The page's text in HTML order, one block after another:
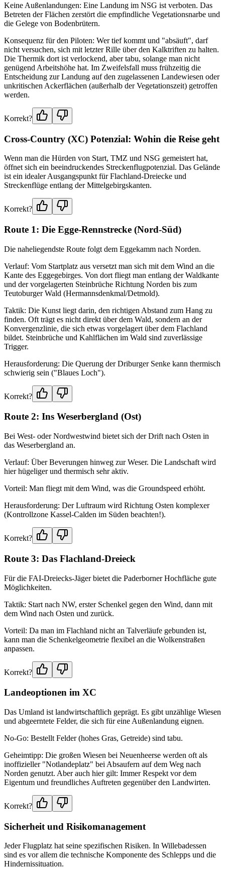
Keine Außenlandungen: Eine Landung im NSG ist verboten. Das
Betreten der Flächen zerstört die empfindliche Vegetationsnarbe und
die Gelege von Bodenbrütern.
Konsequenz für den Piloten: Wer tief kommt und "absäuft", darf
nicht versuchen, sich mit letzter Rille über den Kalktriften zu halten.
Die Thermik dort ist verlockend, aber tabu, solange man nicht
genügend Arbeitshöhe hat. Im Zweifelsfall muss frühzeitig die
Entscheidung zur Landung auf den zugelassenen Landewiesen oder
unkritischen Ackerflächen (außerhalb der Vegetationszeit) getroffen
werden.
Korrekt?
Cross-Country (XC) Potenzial: Wohin die Reise geht
Wenn man die Hürden von Start, TMZ und NSG gemeistert hat,
öffnet sich ein beeindruckendes Streckenflugpotenzial. Das Gelände
ist ein idealer Ausgangspunkt für Flachland-Dreiecke und
Streckenflüge entlang der Mittelgebirgskanten.
Korrekt?
Route 1: Die Egge-Rennstrecke (Nord-Süd)
Die naheliegendste Route folgt dem Eggekamm nach Norden.
Verlauf: Vom Startplatz aus versetzt man sich mit dem Wind an die
Kante des Eggegebirges. Von dort fliegt man entlang der Waldkante
und der vorgelagerten Steinbrüche Richtung Norden bis zum
Teutoburger Wald (Hermannsdenkmal/Detmold).
Taktik: Die Kunst liegt darin, den richtigen Abstand zum Hang zu
finden. Oft trägt es nicht direkt über dem Wald, sondern an der
Konvergenzlinie, die sich etwas vorgelagert über dem Flachland
bildet. Steinbrüche und Kahlflächen im Wald sind zuverlässige
Trigger.
Herausforderung: Die Querung der Driburger Senke kann thermisch
schwierig sein ("Blaues Loch").
Korrekt?
Route 2: Ins Weserbergland (Ost)
Bei West- oder Nordwestwind bietet sich der Drift nach Osten in
das Weserbergland an.
Verlauf: Über Beverungen hinweg zur Weser. Die Landschaft wird
hier hügeliger und thermisch sehr aktiv.
Vorteil: Man fliegt mit dem Wind, was die Groundspeed erhöht.
Herausforderung: Der Luftraum wird Richtung Osten komplexer
(Kontrollzone Kassel-Calden im Süden beachten!).
Korrekt?
Route 3: Das Flachland-Dreieck
Für die FAI-Dreiecks-Jäger bietet die Paderborner Hochfläche gute
Möglichkeiten.
Taktik: Start nach NW, erster Schenkel gegen den Wind, dann mit
dem Wind nach Osten und zurück.
Vorteil: Da man im Flachland nicht an Talverläufe gebunden ist,
kann man die Schenkelgeometrie flexibel an die Wolkenstraßen
anpassen.
Korrekt?
Landeoptionen im XC
Das Umland ist landwirtschaftlich geprägt. Es gibt unzählige Wiesen
und abgeerntete Felder, die sich für eine Außenlandung eignen.
No-Go: Bestellt Felder (hohes Gras, Getreide) sind tabu.
Geheimtipp: Die großen Wiesen bei Neuenheerse werden oft als
inoffizieller "Notlandeplatz" bei Absaufern auf dem Weg nach
Norden genutzt. Aber auch hier gilt: Immer Respekt vor dem
Eigentum und freundliches Auftreten gegenüber den Landwirten.
Korrekt?
Sicherheit und Risikomanagement
Jeder Flugplatz hat seine spezifischen Risiken. In Willebadessen
sind es vor allem die technische Komponente des Schlepps und die
Hindernissituation.